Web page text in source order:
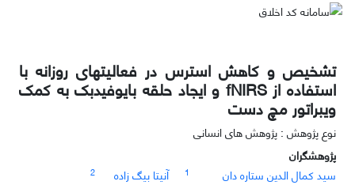
تشخیص و کاهش استرس در فعالیتهای روزانه با
استفاده از fNIRS و ایجاد حلقه بایوفیدبک به کمک
ویبراتور مچ دست
نوع پژوهش : پژوهش های انسانی
پژوهشگران
سید کمال الدین ستاره دان
1 آنیتا بیگ زاده
2